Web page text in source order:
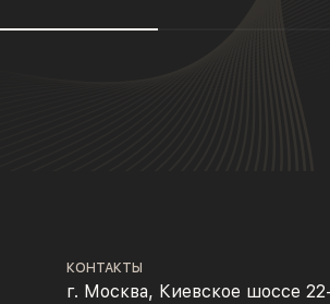
КОНТАКТЫ
г. Москва, Киевское шоссе